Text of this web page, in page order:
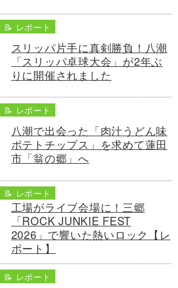
📝 レポート
スリッパ片手に真剣勝負！八潮
「スリッパ卓球大会」が2年ぶ
りに開催されました
📝 レポート
八潮で出会った「肉汁うどん味
ポテトチップス」を求めて蓮田
市「翁の郷」へ
📝 レポート
工場がライブ会場に！三郷
「ROCK JUNKIE FEST
2026」で響いた熱いロック【レ
ポート】
📝 レポート